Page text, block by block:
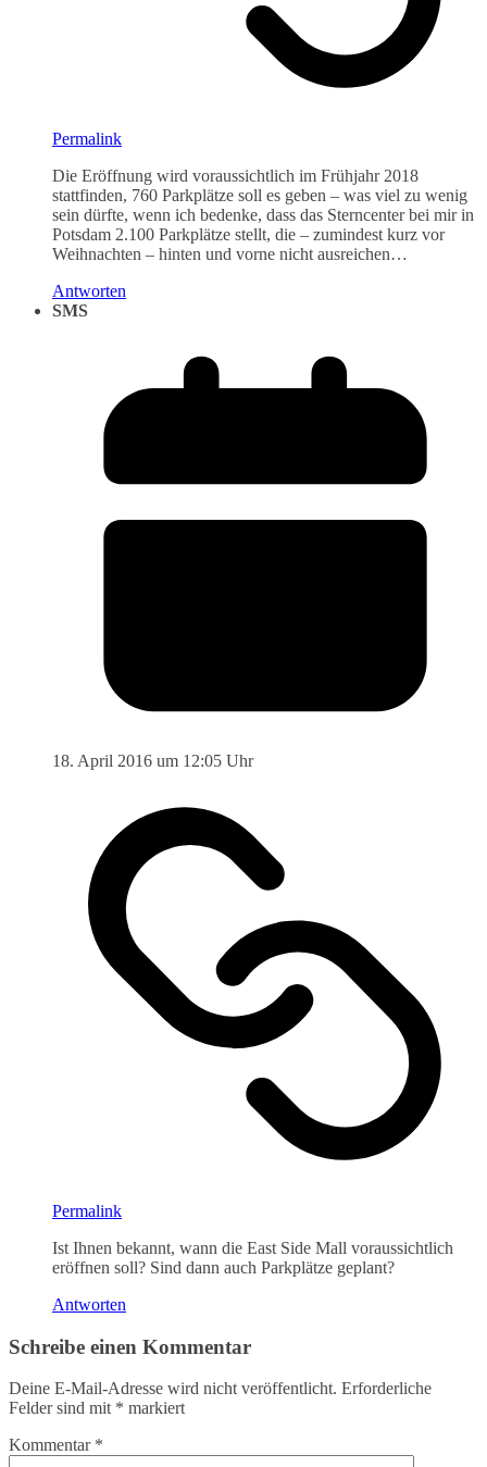
Permalink
Die Eröffnung wird voraussichtlich im Frühjahr 2018
stattfinden, 760 Parkplätze soll es geben – was viel zu wenig
sein dürfte, wenn ich bedenke, dass das Sterncenter bei mir in
Potsdam 2.100 Parkplätze stellt, die – zumindest kurz vor
Weihnachten – hinten und vorne nicht ausreichen…
Antworten
SMS
18. April 2016 um 12:05 Uhr
Permalink
Ist Ihnen bekannt, wann die East Side Mall voraussichtlich
eröffnen soll? Sind dann auch Parkplätze geplant?
Antworten
Schreibe einen Kommentar
Deine E-Mail-Adresse wird nicht veröffentlicht. Erforderliche
Felder sind mit * markiert
Kommentar *